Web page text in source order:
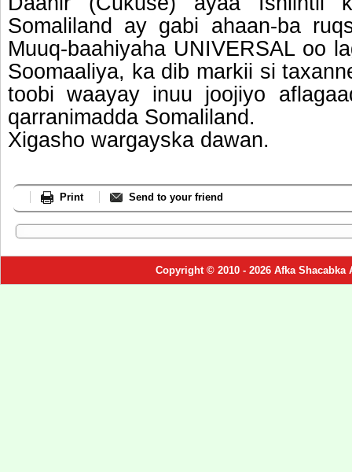
Somaliland ay gabi ahaan-ba
Muuq-baahiyaha UNIVERSAL oo
Soomaaliya, ka dib markii si
toobi waayay inuu joojiyo
qarranimadda Somaliland.
Xigasho wargayska dawan.
Print Send to your friend
Copyright © 2010 - 2026 Afka